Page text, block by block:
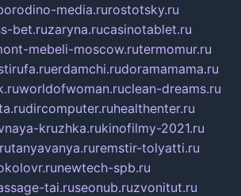
media.rurostotsky.ru
bet.ruzaryna.rucasinotablet.ru
mebeli-moscow.rutermomur.ru
erdamchi.rudoramamama.ru
worldofwoman.ruclean-dreams.ru
dircomputer.ruhealthenter.ru
kruzhka.rukinofilmy-2021.ru
tanyavanya.ruremstir-tolyatti.ru
newtech-spb.ru
tai.ruseonub.ruzvonitut.ru